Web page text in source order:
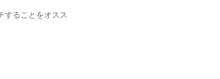
することをオスス